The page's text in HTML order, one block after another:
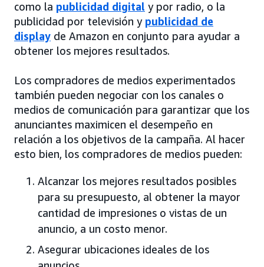
como la publicidad digital y por radio, o la
publicidad por televisión y publicidad de
display de Amazon en conjunto para ayudar a
obtener los mejores resultados.
Los compradores de medios experimentados
también pueden negociar con los canales o
medios de comunicación para garantizar que los
anunciantes maximicen el desempeño en
relación a los objetivos de la campaña. Al hacer
esto bien, los compradores de medios pueden:
Alcanzar los mejores resultados posibles
para su presupuesto, al obtener la mayor
cantidad de impresiones o vistas de un
anuncio, a un costo menor.
Asegurar ubicaciones ideales de los